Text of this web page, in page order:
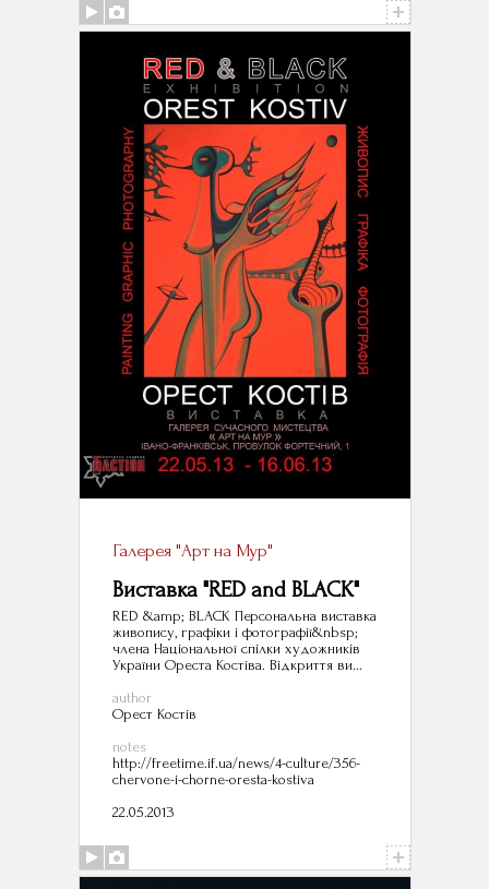
Галерея "Арт на Мур"
Виставка "RED and BLACK"
RED &amp; BLACK Персональна виставка
живопису, графіки і фотографії&nbsp;
члена Національної спілки художників
України Ореста Костіва. Відкриття ви...
author
Орест Костів
notes
http://freetime.if.ua/news/4-culture/356-
chervone-i-chorne-oresta-kostiva
22.05.2013